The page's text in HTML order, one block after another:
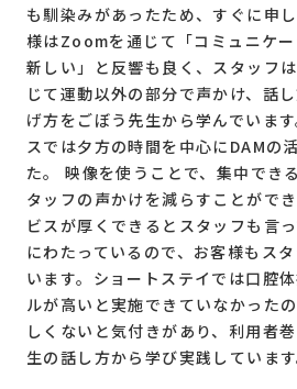
も馴染みがあったため、すぐに申
様はZoomを通じて「コミュニケ
新しい」と反響も良く、スタッフ
じて運動以外の部分で声かけ、話
げ方をごぼう先生から学んでいま
スでは夕方の時間を中心にDAMの
た。 映像を使うことで、集中でき
タッフの声かけを減らすことがで
ビスが厚くできるとスタッフも言
にわたっているので、お客様もス
います。ショートステイでは口腔
ルが高いと実施できていなかった
しくないと気付きがあり、利用者
生の話し方から学び実践しています